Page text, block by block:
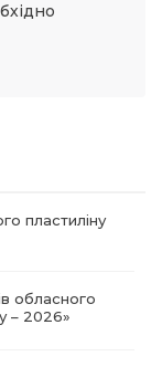
пластиліну
обласного
– 2026»